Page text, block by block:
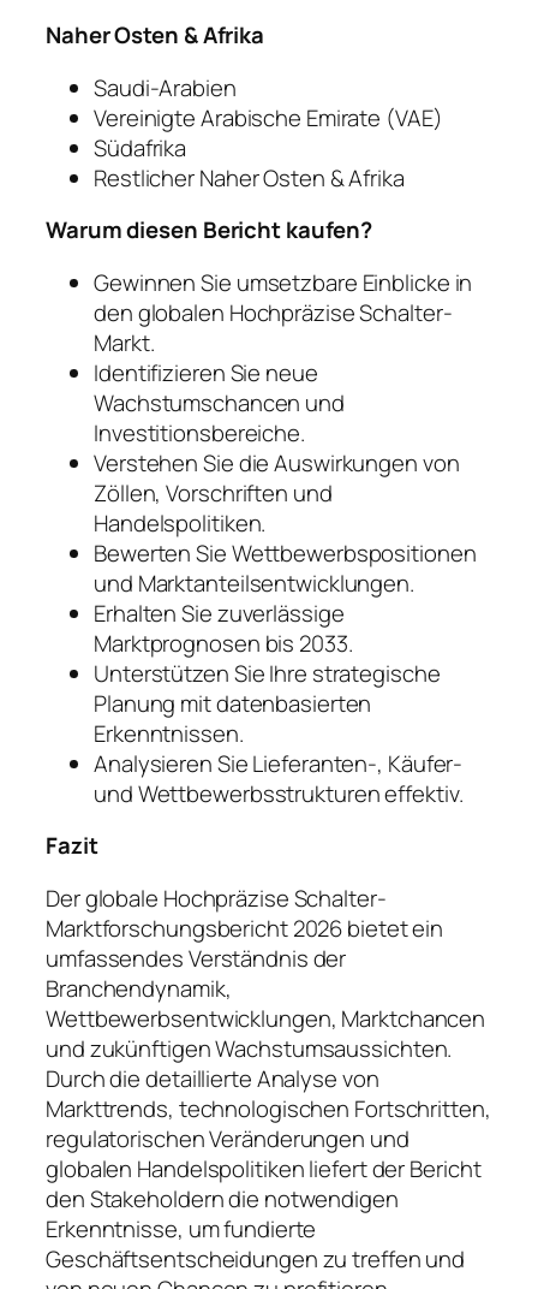
Naher Osten & Afrika
Saudi-Arabien
Vereinigte Arabische Emirate (VAE)
Südafrika
Restlicher Naher Osten & Afrika
Warum diesen Bericht kaufen?
Gewinnen Sie umsetzbare Einblicke in
den globalen Hochpräzise Schalter-
Markt.
Identifizieren Sie neue
Wachstumschancen und
Investitionsbereiche.
Verstehen Sie die Auswirkungen von
Zöllen, Vorschriften und
Handelspolitiken.
Bewerten Sie Wettbewerbspositionen
und Marktanteilsentwicklungen.
Erhalten Sie zuverlässige
Marktprognosen bis 2033.
Unterstützen Sie Ihre strategische
Planung mit datenbasierten
Erkenntnissen.
Analysieren Sie Lieferanten-, Käufer-
und Wettbewerbsstrukturen effektiv.
Fazit
Der globale Hochpräzise Schalter-
Marktforschungsbericht 2026 bietet ein
umfassendes Verständnis der
Branchendynamik,
Wettbewerbsentwicklungen, Marktchancen
und zukünftigen Wachstumsaussichten.
Durch die detaillierte Analyse von
Markttrends, technologischen Fortschritten,
regulatorischen Veränderungen und
globalen Handelspolitiken liefert der Bericht
den Stakeholdern die notwendigen
Erkenntnisse, um fundierte
Geschäftsentscheidungen zu treffen und